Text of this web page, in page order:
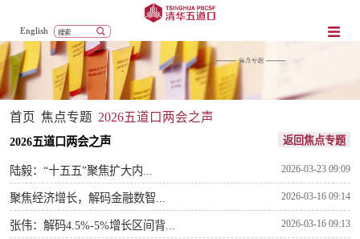
English
首页 焦点专题 2026五道口两会之声
2026五道口两会之声 返回焦点专题
陆毅：“十五五”聚焦扩大内... 2026-03-23 09:09
聚焦经济增长，解码金融数智... 2026-03-16 09:14
张伟：解码4.5%-5%增长区间背... 2026-03-16 09:13